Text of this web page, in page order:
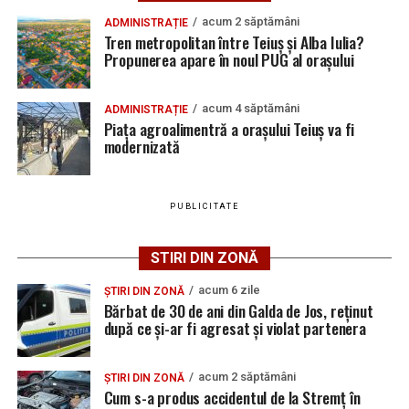
Locuri de muncă în Teiuș, disponibile la 4 august
2026. AJOFM Alba a publicat lista posturilor
vacante
Bărbat de 30 de ani din Galda de Jos, reținut după
ce și-ar fi agresat și violat partenera
Bărbat de 30 de ani din Galda de Jos, reținut după
ce și-ar fi agresat și violat partenera
bărbatului i-a fost interzis să se apropie de persoanele
pe care le-ar fi amenințat.
La data de 19 iulie, polițiștii din Teiuș au dispus reținerea
acestuia pentru 24 de ore, iar cercetările continuă sub
aspectul săvârșirii infracțiunilor de amenințare și
distrugere.
preferată pe Google
Urmărește Ziarul Unirea pe Social Media
ADMINISTRAȚIE acum 2 săptămâni
Tren metropolitan între Teiuș și Alba Iulia?
Propunerea apare în noul PUG al orașului
ADMINISTRAȚIE acum 4 săptămâni
Piața agroalimentră a orașului Teiuș va fi
modernizată
PUBLICITATE
STIRI DIN ZONĂ
ȘTIRI DIN ZONĂ acum 6 zile
Bărbat de 30 de ani din Galda de Jos, reținut
după ce și-ar fi agresat și violat partenera
ȘTIRI DIN ZONĂ acum 2 săptămâni
Cum s-a produs accidentul de la Stremț în